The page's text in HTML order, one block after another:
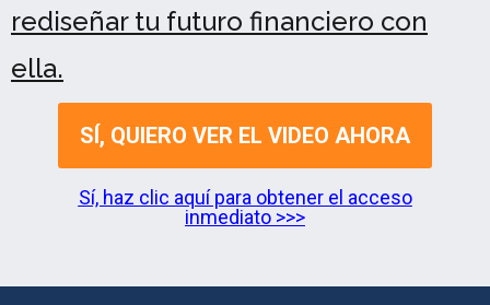
rediseñar tu futuro financiero con
ella.
SÍ, QUIERO VER EL VIDEO AHORA
Sí, haz clic aquí para obtener el acceso
inmediato >>>